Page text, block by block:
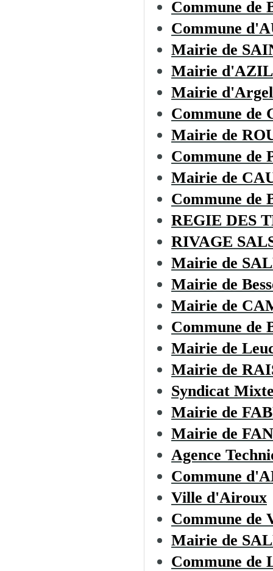
Commune de
Commune
Mairie de
Mairie
Mairie
Commune
Mairie de
Commune de
Mairie de
Commune de
REGIE DES
RIVAGE
Mairie de
Mairie de
Mairie de
Commune de
Mairie de
Mairie de
Syndicat
Mairie de
Mairie de
Agence
Commune
Ville d'Airoux
Commune
Mairie de
Commune de